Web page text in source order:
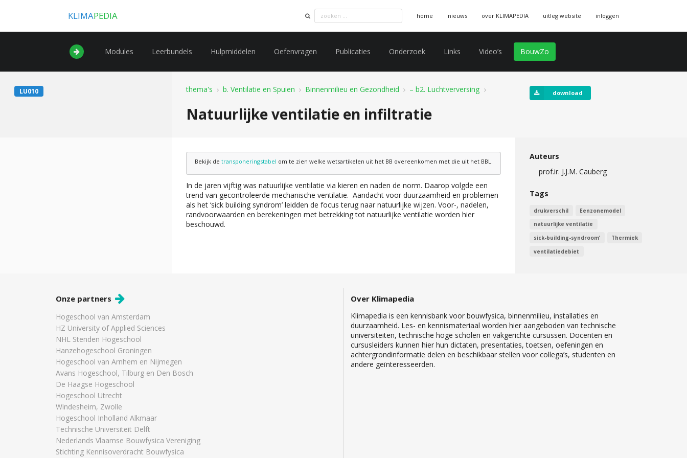
KLIMAPEDIA home nieuws over KLIMAPEDIA uitleg website inloggen
Modules Leerbundels Hulpmiddelen Oefenvragen Publicaties Onderzoek Links Video’s BouwZo
LU010 thema's b. Ventilatie en Spuien Binnenmilieu en Gezondheid – b2. Luchtverversing
Natuurlijke ventilatie en infiltratie
download
Bekijk de transponeringstabel om te zien welke wetsartikelen uit het BB overeenkomen met die uit het BBL.
In de jaren vijftig was natuurlijke ventilatie via kieren en naden de norm. Daarop volgde een
trend van gecontroleerde mechanische ventilatie. Aandacht voor duurzaamheid en problemen
als het ‘sick building syndrom’ leidden de focus terug naar natuurlijke wijzen. Voor-, nadelen,
randvoorwaarden en berekeningen met betrekking tot natuurlijke ventilatie worden hier
beschouwd.
Auteurs
prof.ir. J.J.M. Cauberg
Tags
drukverschil
Eenzonemodel
natuurlijke ventilatie
sick-building-syndroom’
Thermiek
ventilatiedebiet
Onze partners
Hogeschool van Amsterdam
HZ University of Applied Sciences
NHL Stenden Hogeschool
Hanzehogeschool Groningen
Hogeschool van Arnhem en Nijmegen
Avans Hogeschool, Tilburg en Den Bosch
De Haagse Hogeschool
Hogeschool Utrecht
Windesheim, Zwolle
Hogeschool Inholland Alkmaar
Technische Universiteit Delft
Nederlands Vlaamse Bouwfysica Vereniging
Stichting Kennisoverdracht Bouwfysica
Over Klimapedia
Klimapedia is een kennisbank voor bouwfysica, binnenmilieu, installaties en
duurzaamheid. Les- en kennismateriaal worden hier aangeboden van technische
universiteiten, technische hoge scholen en vakgerichte cursussen. Docenten en
cursusleiders kunnen hier hun dictaten, presentaties, toetsen, oefeningen en
achtergrondinformatie delen en beschikbaar stellen voor collega’s, studenten en
andere geïnteresseerden.